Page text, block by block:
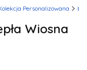
Personalizowana
Wiosna